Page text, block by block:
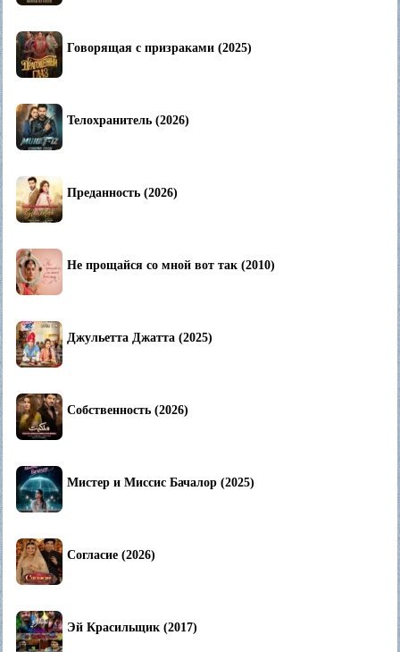
Говорящая с призраками (2025)
Телохранитель (2026)
Преданность (2026)
Не прощайся со мной вот так (2010)
Джульетта Джатта (2025)
Собственность (2026)
Мистер и Миссис Бачалор (2025)
Согласие (2026)
Эй Красильщик (2017)